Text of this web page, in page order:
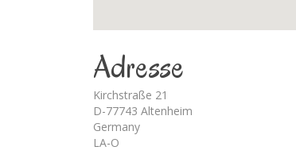
Adresse
Kirchstraße 21
D-77743 Altenheim
Germany
LA-O